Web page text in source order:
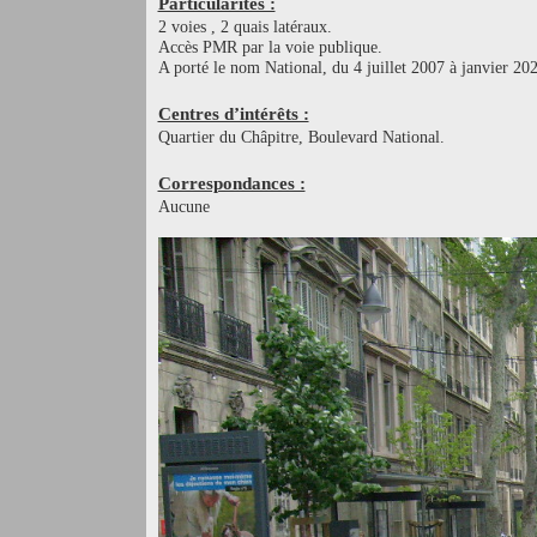
2 voies , 2 quais latéraux.
Accès PMR par la voie publique.
A porté le nom National, du 4 juillet 2007 à janvier
Centres d’intérêts :
Quartier du Châpitre, Boulevard National.
Correspondances :
Aucune